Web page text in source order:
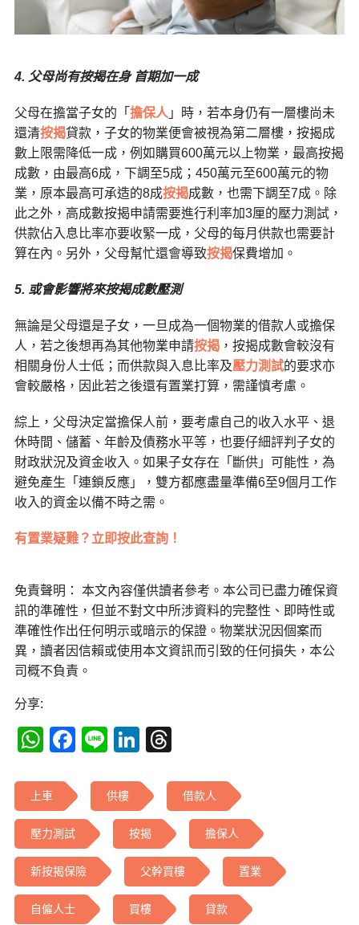
4. 父母尚有按揭在身 首期加一成
父母在擔當子女的「 擔保人 」時，若本身仍有一層樓尚未
還清按揭貸款，子女的物業便會被視為第二層樓，按揭成
數上限需降低一成，例如購買600萬元以上物業，最高按揭
成數，由最高6成，下調至5成；450萬元至600萬元的物
業，原本最高可承造的8成按揭成數，也需下調至7成。除
此之外，高成數按揭申請需要進行利率加3厘的壓力測試，
供款佔入息比率亦要收緊一成，父母的每月供款也需要計
算在內。另外，父母幫忙還會導致按揭保費增加。
5. 或會影響將來按揭成數壓測
無論是父母還是子女，一旦成為一個物業的借款人或擔保
人，若之後想再為其他物業申請按揭，按揭成數會較沒有
相關身份人士低；而供款與入息比率及壓力測試的要求亦
會較嚴格，因此若之後還有置業打算，需謹慎考慮。
綜上，父母決定當擔保人前，要考慮自己的收入水平、退
休時間、儲蓄、年齡及債務水平等，也要仔細評判子女的
財政狀況及資金收入。如果子女存在「斷供」可能性，為
避免產生「連鎖反應」，雙方都應盡量準備6至9個月工作
收入的資金以備不時之需。
有置業疑難？立即按此查詢！
免責聲明： 本文內容僅供讀者參考。本公司已盡力確保資
訊的準確性，但並不對文中所涉資料的完整性、即時性或
準確性作出任何明示或暗示的保證。物業狀況因個案而
異，讀者因信賴或使用本文資訊而引致的任何損失，本公
司概不負責。
分享:
WhatsApp
Facebook
LineLinkedIn
上車 供樓 借款人
壓力測試 按揭 擔保人
新按揭保險 父幹買樓 置業
自僱人士 買樓 貸款